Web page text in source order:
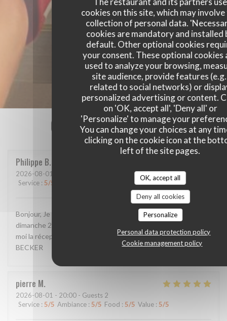
cookies on this site, which may
collection of personal data.
cookies are mandatory and installed
default. Other optional cookies
your consent. These optional cookies
used to analyze your browsing,
site audience, provide features
related to social networks) or
personalized advertising or content.
on 'OK, accept all', 'Deny all' or
'Personalize' to manage your
You can change your choices at any
clicking on the cookie icon at the
left of the site pages.
OK, accept all
Deny all cookies
Personalize
Personal data protection policy
Cookie management policy
Our customer ratings
Philippe B
2026-08-01
Service : 5/5 /5 Value:4/5
Bonjour, Je vous ai envoyé un message sur google, je crois
dimanche 2 ou hier 3 août. L'avez-vous reçu et lu? Confirmez
moi la réception de mon message svp Bien cordialement, P.
BECKER
pierre M
2026-08-01 - 20:00 - Guests 2
Service : 5/5 Ambiance : 5/5 Food : 5/5 Value : 5/5